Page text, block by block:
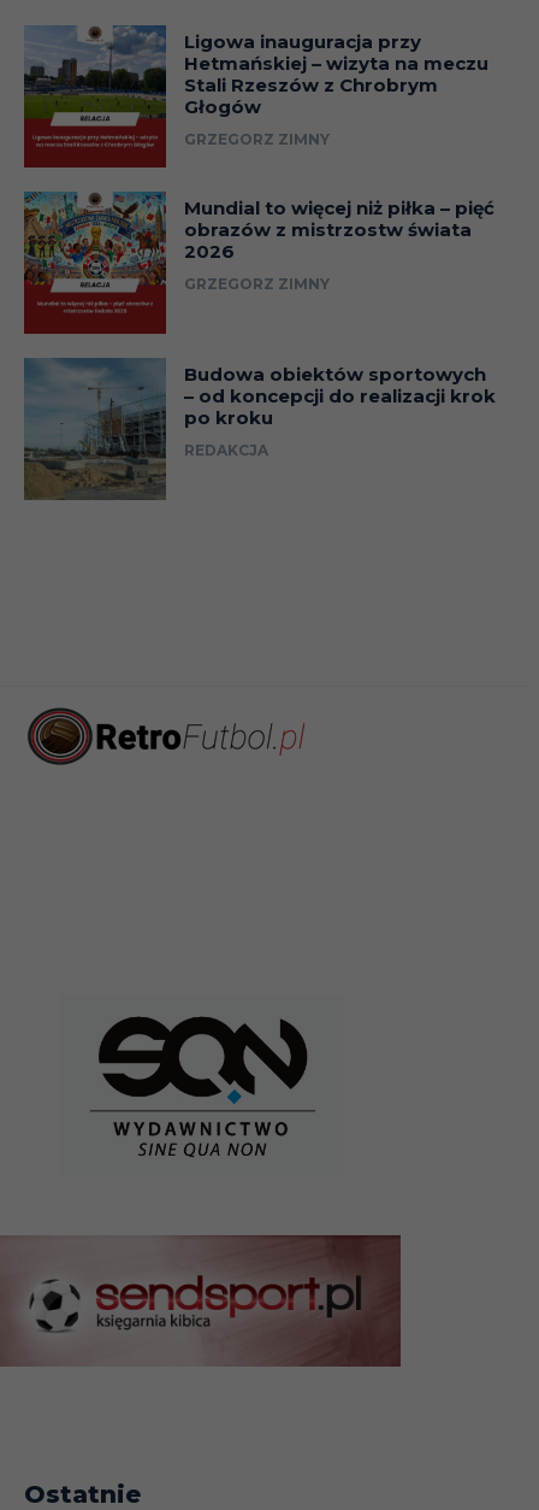
Ligowa inauguracja przy
Hetmańskiej – wizyta na meczu
Stali Rzeszów z Chrobrym
Głogów
GRZEGORZ ZIMNY
Mundial to więcej niż piłka – pięć
obrazów z mistrzostw świata
2026
GRZEGORZ ZIMNY
Budowa obiektów sportowych
– od koncepcji do realizacji krok
po kroku
REDAKCJA
Ostatnie